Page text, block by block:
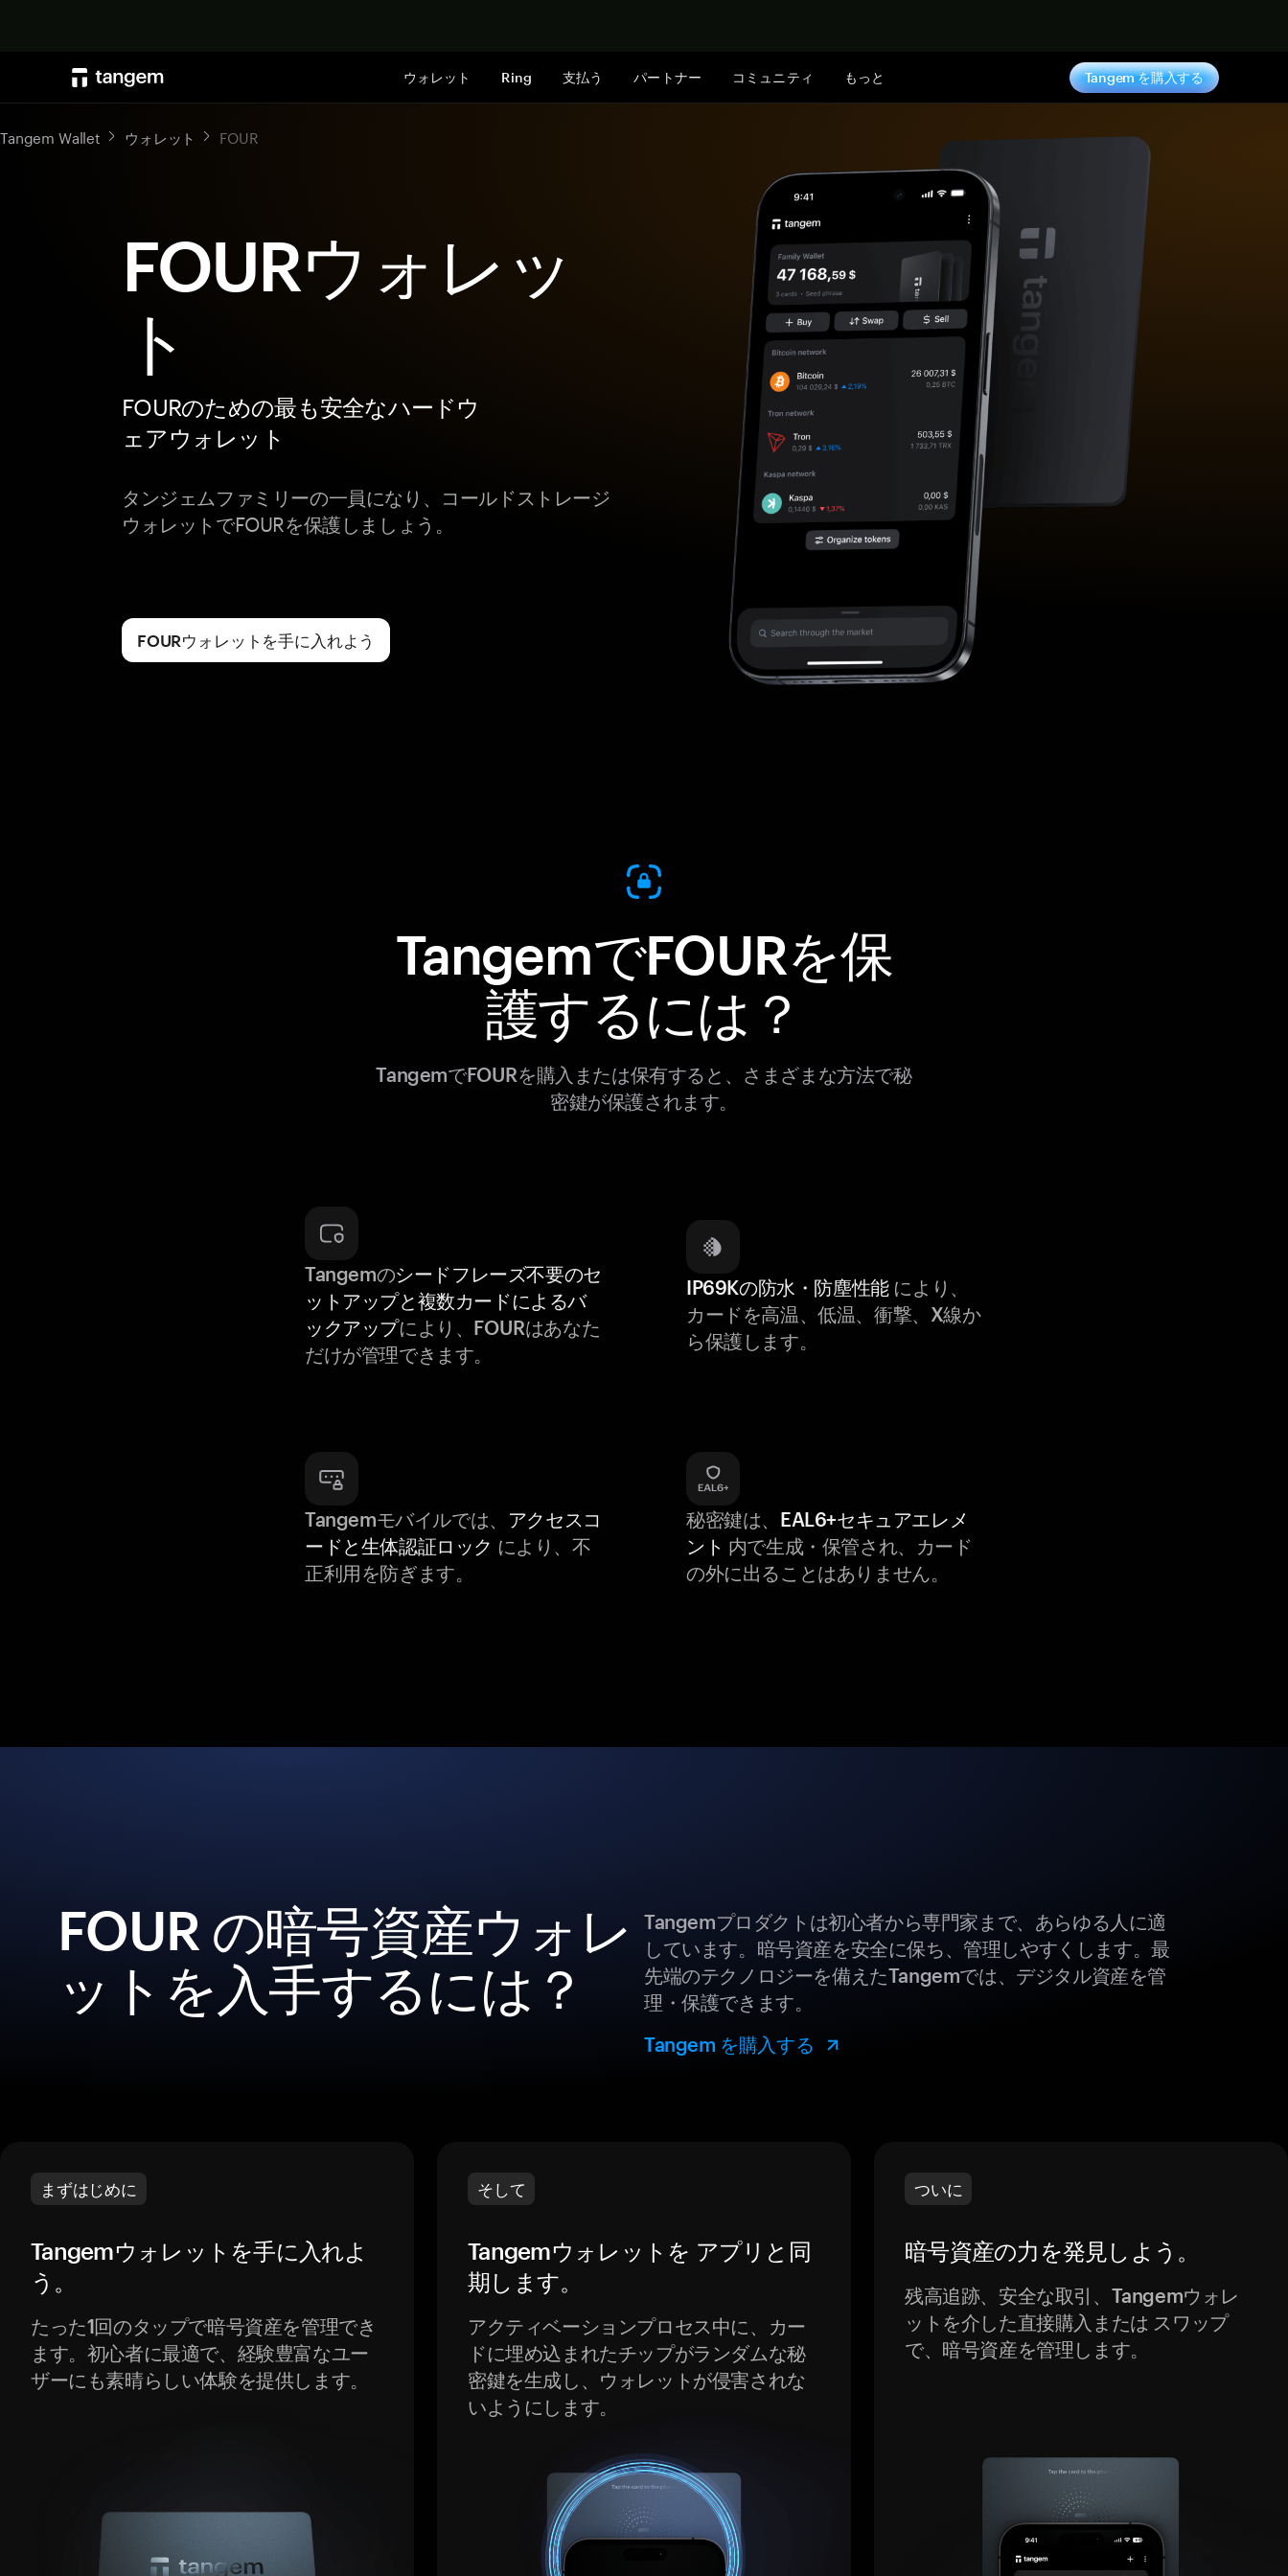
ウォレット Ring 支払う パートナー コミュニティ もっと Tangem を購入する
Tangem Wallet ウォレット FOUR
FOURウォレッ
ト
FOURのための最も安全なハードウ
ェアウォレット
タンジェムファミリーの一員になり、コールドストレージ
ウォレットでFOURを保護しましょう。
FOURウォレットを手に入れよう
TangemでFOURを保
護するには？
TangemでFOURを購入または保有すると、さまざまな方法で秘
密鍵が保護されます。
Tangemのシードフレーズ不要のセ
ットアップと複数カードによるバ
ックアップにより、FOURはあなた
だけが管理できます。
IP69Kの防水・防塵性能により、
カードを高温、低温、衝撃、X線か
ら保護します。
Tangemモバイルでは、 アクセスコ
ードと生体認証ロック により、不
正利用を防ぎます。
秘密鍵は、 EAL6+セキュアエレメ
ント 内で生成・保管され、カード
の外に出ることはありません。
FOUR の暗号資産ウォレ
ットを入手するには？
Tangemプロダクトは初心者から専門家まで、あらゆる人に適
しています。暗号資産を安全に保ち、管理しやすくします。最
先端のテクノロジーを備えたTangemでは、デジタル資産を管
理・保護できます。
Tangem を購入する
まずはじめに
Tangemウォレットを手に入れよ
う。
たった1回のタップで暗号資産を管理でき
ます。初心者に最適で、経験豊富なユー
ザーにも素晴らしい体験を提供します。
そして
Tangemウォレットを アプリと同
期します。
アクティベーションプロセス中に、カー
ドに埋め込まれたチップがランダムな秘
密鍵を生成し、ウォレットが侵害されな
いようにします。
ついに
暗号資産の力を発見しよう。
残高追跡、安全な取引、Tangemウォレ
ットを介した直接購入または スワップ
で、暗号資産を管理します。